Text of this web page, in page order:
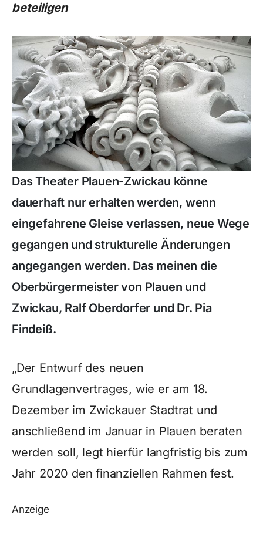
beteiligen
Das Theater Plauen-Zwickau könne
dauerhaft nur erhalten werden, wenn
eingefahrene Gleise verlassen, neue Wege
gegangen und strukturelle Änderungen
angegangen werden. Das meinen die
Oberbürgermeister von Plauen und
Zwickau, Ralf Oberdorfer und Dr. Pia
Findeiß.
„Der Entwurf des neuen
Grundlagenvertrages, wie er am 18.
Dezember im Zwickauer Stadtrat und
anschließend im Januar in Plauen beraten
werden soll, legt hierfür langfristig bis zum
Jahr 2020 den finanziellen Rahmen fest.
Anzeige